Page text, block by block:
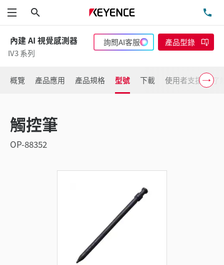
功能表
內建 AI 視覺感測器
IV3 系列
詢問AI客服 產品型錄
概覽 產品應用 產品規格 型號 下載 使用者支援 了
觸控筆
OP-88352